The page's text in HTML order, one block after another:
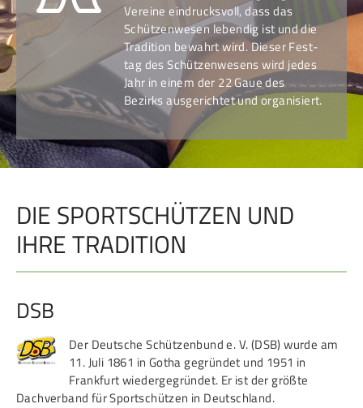
Vereine ein­drucks­voll, dass das
Schützen­wesen leben­dig ist und die
Tradition bewahrt wird. Dieser Fest­
tag des Schützen­wesens wird jedes
Jahr in einem der 22 Gaue des
Bezirks aus­ge­richtet und organisiert.
DIE SPORTSCHÜTZEN UND
IHRE TRADITION
DSB
Der Deutsche Schützenbund e. V. (DSB) wurde am
11. Juli 1861 in Gotha gegründet und 1951 in
Frankfurt wiedergegründet. Er ist der größte
Dachverband für Sportschützen in Deutschland.